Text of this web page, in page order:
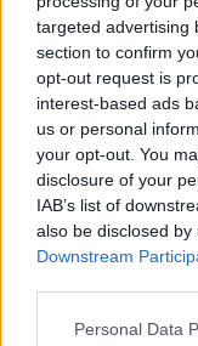
targeted advertising
section to confirm
opt-out request is
interest-based ads
us or personal
your opt-out. You
disclosure of your
IAB’s list of
also be disclosed
Downstream
Please note that
Personal Data